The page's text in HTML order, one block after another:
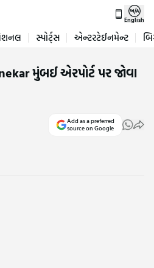
English
સ્પોર્ટ્સ એન્ટરટેઈનમેન્ટ
મુંબઈ એરપોર્ટ પર જોવા
Add as a preferred
source on Google